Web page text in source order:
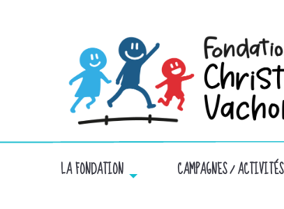
LA FONDATION CAMPAGNES / ACTIVITÉS